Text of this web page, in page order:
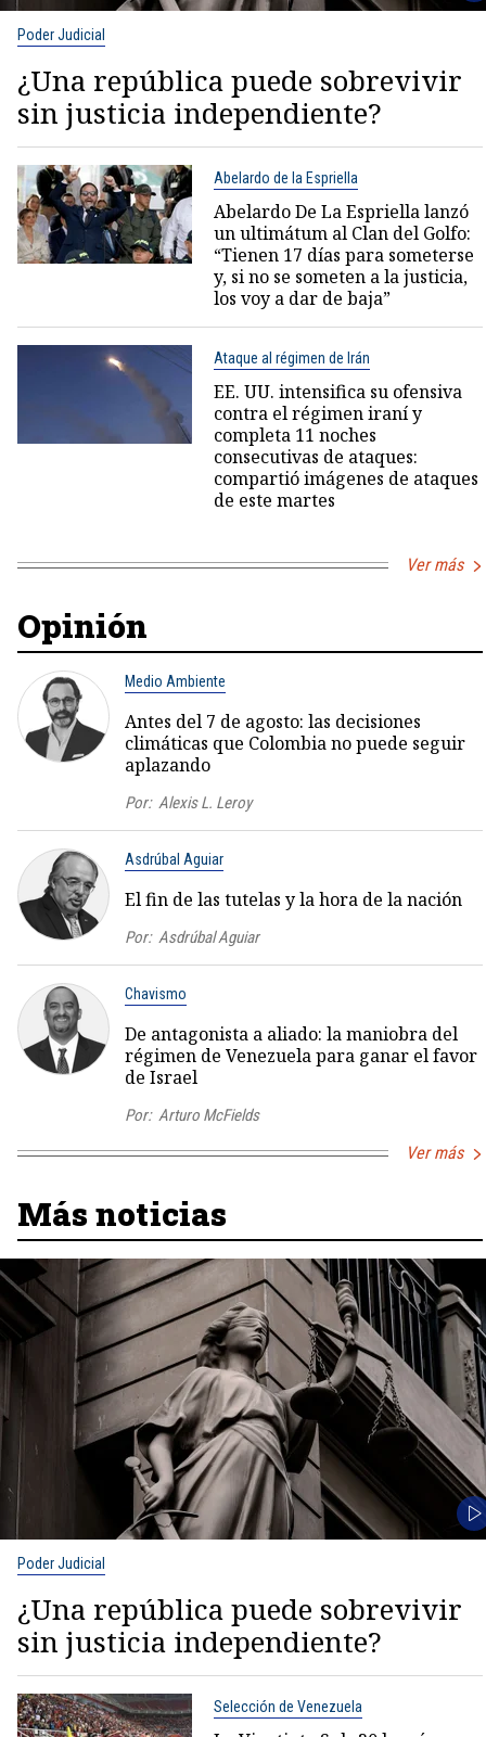
Poder Judicial
¿Una república puede sobrevivir
sin justicia independiente?
Abelardo de la Espriella
Abelardo De La Espriella lanzó
un ultimátum al Clan del Golfo:
“Tienen 17 días para someterse
y, si no se someten a la justicia,
los voy a dar de baja”
Ataque al régimen de Irán
EE. UU. intensifica su ofensiva
contra el régimen iraní y
completa 11 noches
consecutivas de ataques:
compartió imágenes de ataques
de este martes
Ver más
Opinión
Medio Ambiente
Antes del 7 de agosto: las decisiones
climáticas que Colombia no puede seguir
aplazando
Por: Alexis L. Leroy
Asdrúbal Aguiar
El fin de las tutelas y la hora de la nación
Por: Asdrúbal Aguiar
Chavismo
De antagonista a aliado: la maniobra del
régimen de Venezuela para ganar el favor
de Israel
Por: Arturo McFields
Ver más
Más noticias
Poder Judicial
¿Una república puede sobrevivir
sin justicia independiente?
Selección de Venezuela